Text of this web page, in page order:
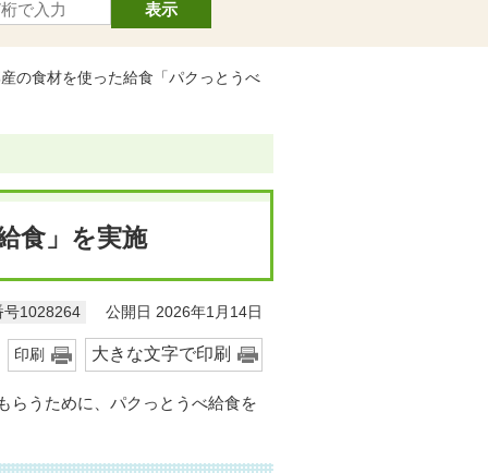
の食材を使った給食「パクっとうべ
食」を実施
号1028264 公開日 2026年1月14日
印刷 大きな文字で印刷
らうために、パクっとうべ給食を